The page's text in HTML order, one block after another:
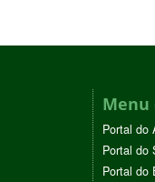
Menu
Portal do
Portal do
Portal do